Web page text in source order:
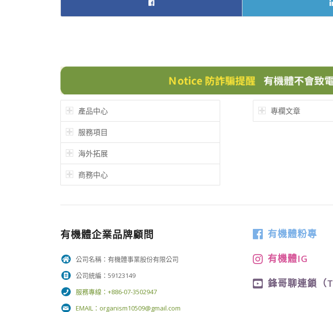
產品中心
服務項目
海外拓展
商務中心
專欄文章
有機體企業品牌顧問
公司名稱：有機體事業股份有限公司
公司統編：59123149
服務專線：+886-07-3502947
EMAIL： organism10509@gmail.com
有機體粉專
有機體IG
鋒哥聊連鎖（